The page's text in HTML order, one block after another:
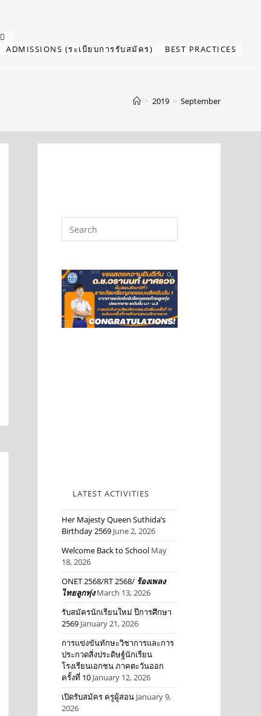
ADMISSIONS (ระเบียบการรับสมัคร)
BEST PRACTICES
> 2019 > September
LATEST ACTIVITIES
Her Majesty Queen Suthida’s
Birthday 2569 June 2, 2026
Welcome Back to School May
18, 2026
ONET 2568/RT 2568/ ร้องเพลง
ไทยลูกทุ่งMarch 13, 2026
รับสมัครนักเรียนใหม่ ปีการศึกษา
2569 January 21, 2026
การแข่งขันทักษะวิชาการและการ
ประกวดสิ่งประดิษฐ์นักเรียน
โรงเรียนเอกชน ภาคตะวันออก
ครั้งที่ 10 January 12, 2026
เปิดรับสมัคร ครูผู้สอน January 9,
2026